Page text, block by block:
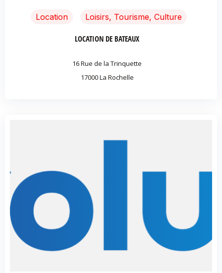
Location Loisirs, Tourisme, Culture
LOCATION DE BATEAUX
16 Rue de la Trinquette
17000 La Rochelle